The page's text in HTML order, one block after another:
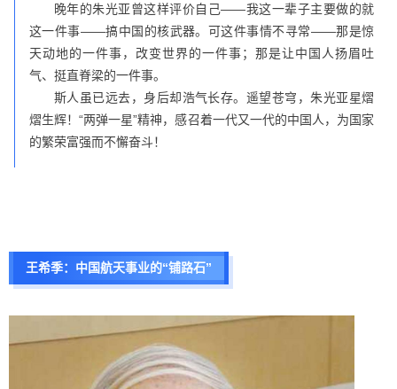
晚年的朱光亚曾这样评价自己——我这一辈子主要做的就
这一件事——搞中国的核武器。可这件事情不寻常——那是惊
天动地的一件事，改变世界的一件事；那是让中国人扬眉吐
气、挺直脊梁的一件事。
斯人虽已远去，身后却浩气长存。遥望苍穹，朱光亚星熠
熠生辉！“两弹一星”精神，感召着一代又一代的中国人，为国家
的繁荣富强而不懈奋斗！
王希季：中国航天事业的“铺路石”